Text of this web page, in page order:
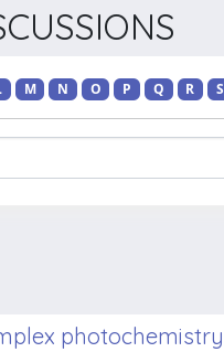
M N O P Q R S
photochemistry